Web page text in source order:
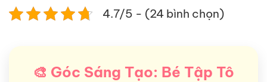
4.7/5 - (24 bình chọn)
🎨 Góc Sáng Tạo: Bé Tập Tô